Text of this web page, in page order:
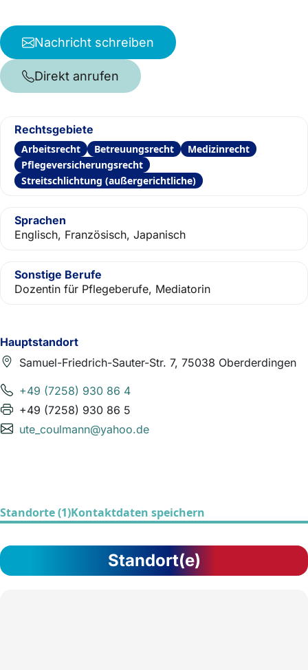
Hauptstandort
Samuel-Friedrich-Sauter-Str. 7, 75038 Oberderdingen
+49 (7258) 930 86 4
+49 (7258) 930 86 5
ute_coulmann@yahoo.de
Nachricht schreiben
Direkt anrufen
Rechtsgebiete
Arbeitsrecht Betreuungsrecht
Medizinrecht
Pflegeversicherungsrecht
Streitschlichtung (außergerichtliche)
Sprachen
Englisch, Französisch, Japanisch
Sonstige Berufe
Dozentin für Pflegeberufe, Mediatorin
Standorte (1)Kontaktdaten speichern
Standort(e)